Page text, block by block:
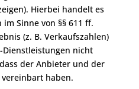
Hierbei handelt es
Sinne von §§ 611 ff.
(z. B. Verkaufszahlen)
Dienstleistungen nicht
der Anbieter und der
haben.